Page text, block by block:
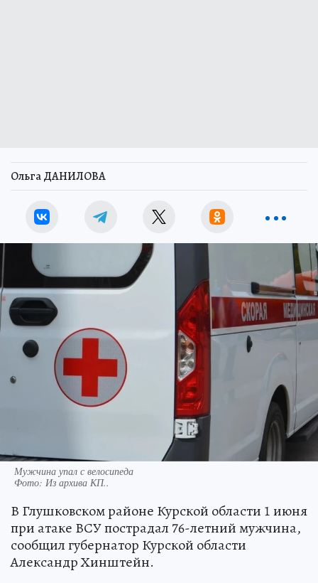
Ольга ДАНИЛОВА
Мужчина упал с велосипеда
Фото: Из архива КП..
В Глушковском районе Курской области 1 июня
при атаке ВСУ пострадал 76-летний мужчина,
сообщил губернатор Курской области
Александр Хинштейн.